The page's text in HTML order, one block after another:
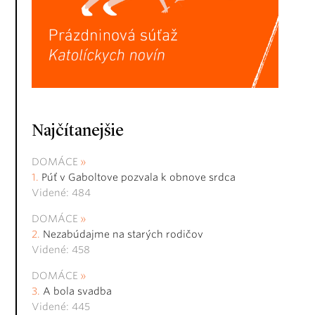
Najčítanejšie
DOMÁCE
Púť v Gaboltove pozvala k obnove srdca
Videné: 484
DOMÁCE
Nezabúdajme na starých rodičov
Videné: 458
DOMÁCE
A bola svadba
Videné: 445